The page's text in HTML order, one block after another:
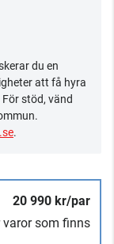
du en
att få hyra
stöd, vänd
.
20 990 kr/par
varor som finns